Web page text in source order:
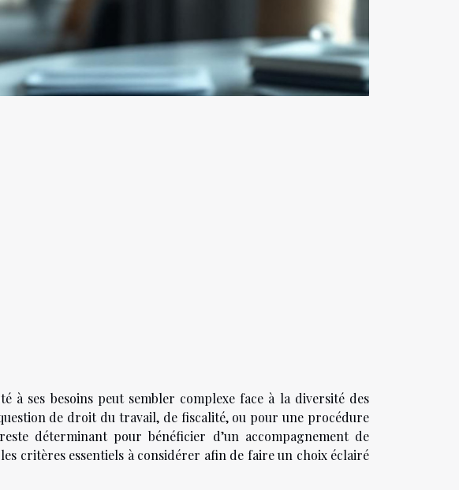
à ses besoins peut sembler complexe face à la diversité des
de droit du travail, de fiscalité, ou pour une procédure
déterminant pour bénéficier d’un accompagnement de
critères essentiels à considérer afin de faire un choix éclairé